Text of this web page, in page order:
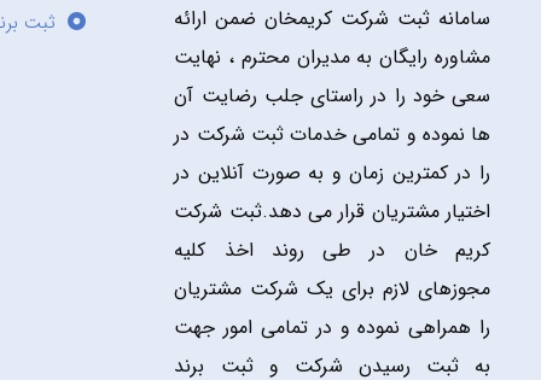
سامانه ثبت شرکت کریمخان ضمن ارائه
مشاوره رایگان به مدیران محترم ، نهایت
سعی خود را در راستای جلب رضایت آن
ها نموده و تمامی خدمات ثبت شرکت در
را در کمترین زمان و به صورت آنلاین در
اختیار مشتریان قرار می دهد.ثبت شرکت
کریم خان در طی روند اخذ کلیه
مجوزهای لازم برای یک شرکت مشتریان
را همراهی نموده و در تمامی امور جهت
به ثبت رسیدن شرکت و ثبت برند
ثبت